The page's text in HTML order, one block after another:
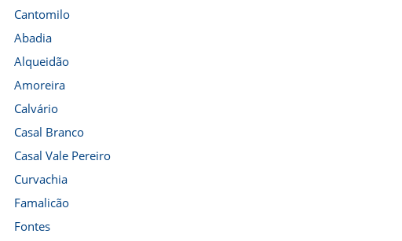
Cantomilo
Abadia
Alqueidão
Amoreira
Calvário
Casal Branco
Casal Vale Pereiro
Curvachia
Famalicão
Fontes